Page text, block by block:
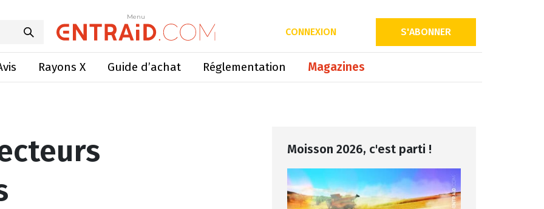
Menu
CONNEXION S'ABONNER
Rayons X Guide d’achat Réglementation Magazines
Menu
Moisson 2026, c'est parti !